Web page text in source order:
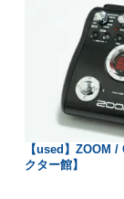
GIB横浜エフェ